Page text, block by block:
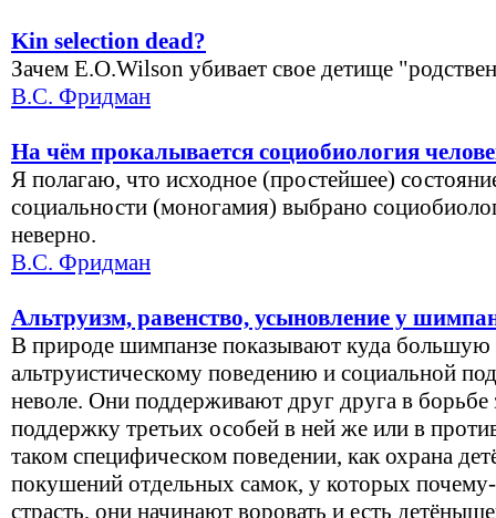
Kin selection dead?
Зачем E.O.Wilson убивает свое детище
В.С. Фридман
На чём прокалывается социобиология
Я полагаю, что исходное (простейшее)
социальности (моногамия) выбрано
неверно.
В.С. Фридман
Альтруизм, равенство, усыновление у
В природе шимпанзе показывают куда большую
альтруистическому поведению и социальной
неволе. Они поддерживают друг друга в борьбе
поддержку третьих особей в ней же или в
таком специфическом поведении, как охрана
покушений отдельных самок, у которых почему-
страсть, они начинают воровать и есть